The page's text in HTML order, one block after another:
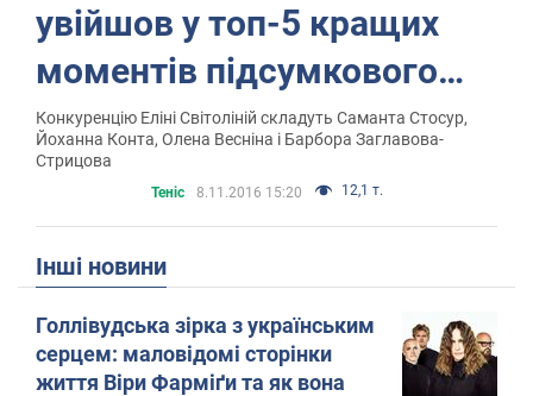
увійшов у топ-5 кращих
моментів підсумкового
турніру року
Конкуренцію Еліні Світоліній складуть Саманта Стосур,
Йоханна Конта, Олена Весніна і Барбора Заглавова-
Стрицова
Теніс 8.11.2016 15:20 12,1 т.
Інші новини
Голлівудська зірка з українським
серцем: маловідомі сторінки
життя Віри Фарміґи та як вона